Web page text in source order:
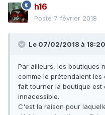
h16
Posté 7 février 2018
Le 07/02/2018 à
Par ailleurs, les boutiques
comme le prétendaient les
fait tourner la boutique est
innacessible.
C'est la raison pour